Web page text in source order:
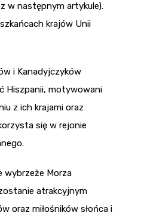
w następnym artykule).
krajów Unii
i Kanadyjczyków
Hiszpanii, motywowani
z ich krajami oraz
się w rejonie
wybrzeże Morza
atrakcyjnym
oraz miłośników słońca i